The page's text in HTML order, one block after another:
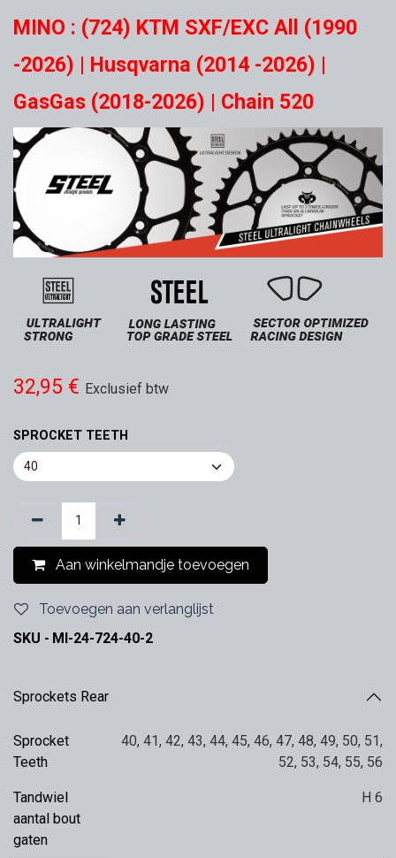
MINO : (724) KTM SXF/EXC All (1990
-2026) | Husqvarna (2014 -2026) |
GasGas (2018-2026) | Chain 520
32,95 € Exclusief btw
SPROCKET TEETH
Aan winkelmandje toevoegen
Toevoegen aan verlanglijst
SKU - MI-24-724-40-2
Sprockets Rear
Sprocket
Teeth
40, 41, 42, 43, 44, 45, 46, 47, 48, 49, 50, 51,
52, 53, 54, 55, 56
Tandwiel
aantal bout
gaten
H 6